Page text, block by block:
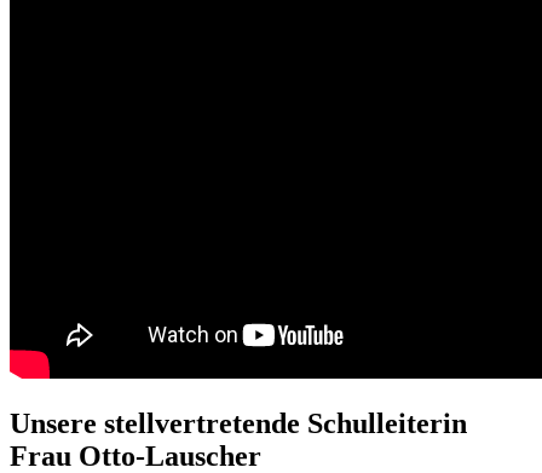
Unsere stellvertretende Schulleiterin
Frau Otto-Lauscher